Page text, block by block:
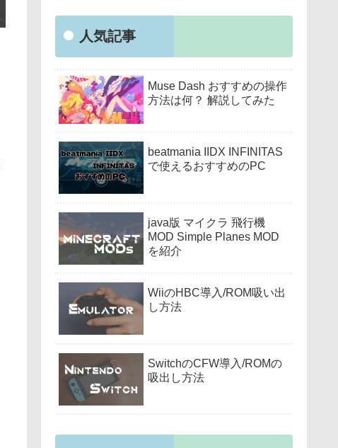
人気記事
Muse Dash おすすめの操作
方法は何？ 解説してみた
beatmania IIDX INFINITAS
で使えるおすすめのPC
java版 マイクラ 飛行機
MOD Simple Planes MOD
を紹介
WiiのHBC導入/ROM吸い出
し方法
SwitchのCFW導入/ROMの
吸出し方法